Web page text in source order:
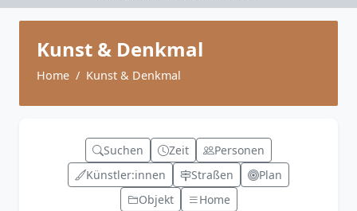
Kunst & Denkmal
Home Kunst & Denkmal
Suchen Zeit
Personen
Künstler:innen
Straßen
Plan
Objekt
Home